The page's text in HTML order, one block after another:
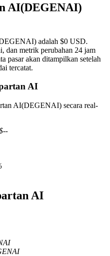
USDT sebagai jaminannya
AI(DEGENAI)
adalah $0 USD.
dan metrik perubahan 24 jam
pasar akan ditampilkan setelah
tercatat.
AI
AI(DEGENAI) secara real-
--
AI